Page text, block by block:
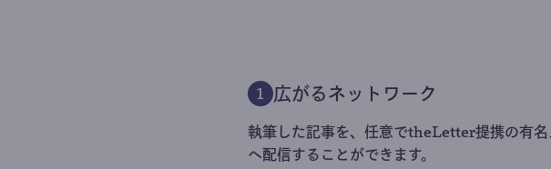
1 広がるネットワーク
執筆した記事を、任意でtheLetter提携の有名
へ配信することができます。